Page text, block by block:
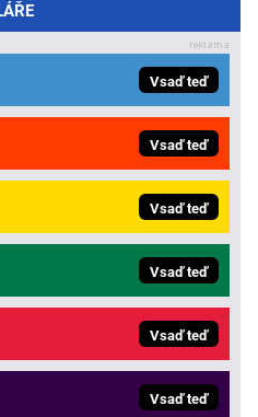
Vsaď teď
Vsaď teď
Vsaď teď
Vsaď teď
Vsaď teď
Vsaď teď